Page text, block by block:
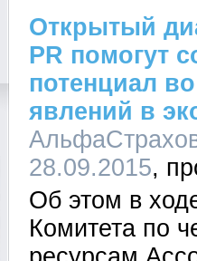
Открытый
PR помогут
потенциал
явлений в
28.09.2015
Об этом в
Комитета по